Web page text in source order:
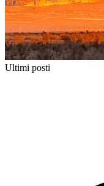
Ultimi posti